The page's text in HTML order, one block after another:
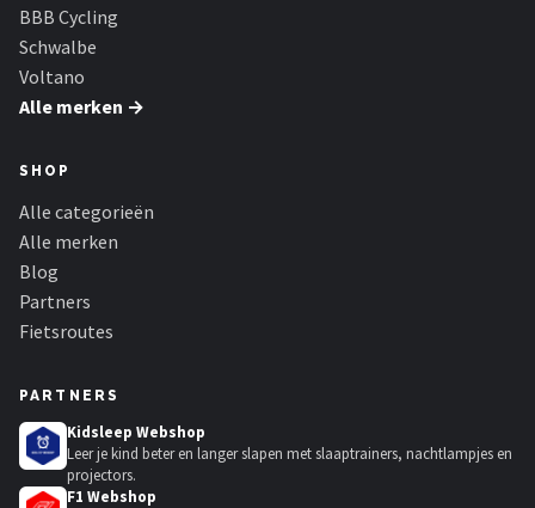
Voltano
Shimano
Alle merken →
BBB Cycling
Schwalbe
Voltano
Alle merken →
SHOP
Alle categorieën
Alle merken
Blog
Partners
Fietsroutes
PARTNERS
Kidsleep Webshop
Leer je kind beter en langer slapen met slaaptrainers, nachtlampjes en
projectors.
F1 Webshop